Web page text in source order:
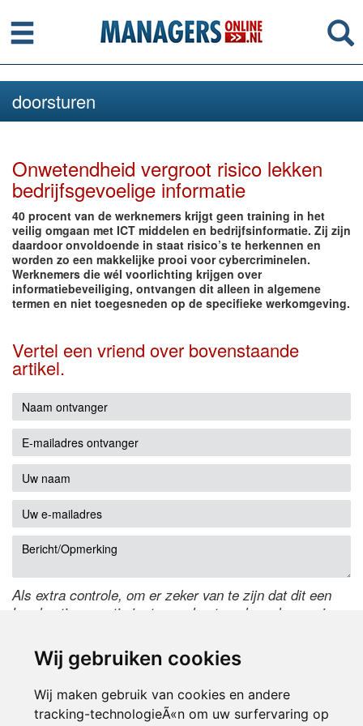
Wij gebruiken cookies
Wij maken gebruik van cookies en andere
tracking-technologieÃ«n om uw surfervaring op
Menu
doorsturen
Onwetendheid vergroot risico lekken
bedrijfsgevoelige informatie
40 procent van de werknemers krijgt geen training in het
veilig omgaan met ICT middelen en bedrijfsinformatie. Zij zijn
daardoor onvoldoende in staat risico’s te herkennen en
worden zo een makkelijke prooi voor cybercriminelen.
Werknemers die wél voorlichting krijgen over
informatiebeveiliging, ontvangen dit alleen in algemene
termen en niet toegesneden op de specifieke werkomgeving.
Vertel een vriend over bovenstaande
artikel.
Als extra controle, om er zeker van te zijn dat dit een
handmatige reactie is, typ onderstaande code over in
de code te wijzigen.